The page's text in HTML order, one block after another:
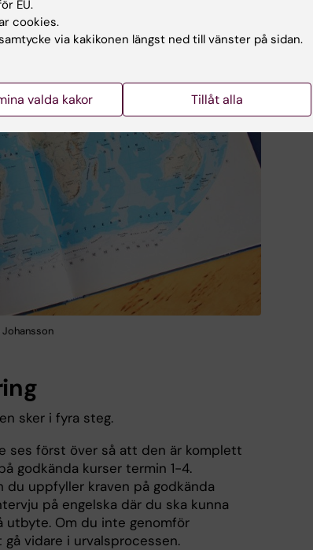
sker i fyra steg.
ses först över så att den är komplett
godkända kurser termin 1-4.
du uppfyller kraven på godkända
på engelska där du ska kunna
utbyte. Om du inte genomför
vidare i urvalsprocessen.
EU.
cookies.
via kakikonen längst ned till vänster på sidan.
valda kakor Tillåt alla